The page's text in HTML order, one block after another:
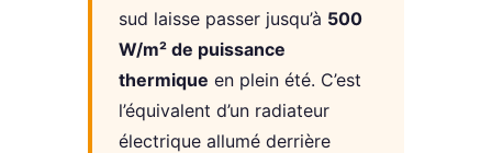
sud laisse passer jusqu’à 500
W/m² de puissance
thermique en plein été. C’est
l’équivalent d’un radiateur
électrique allumé derrière